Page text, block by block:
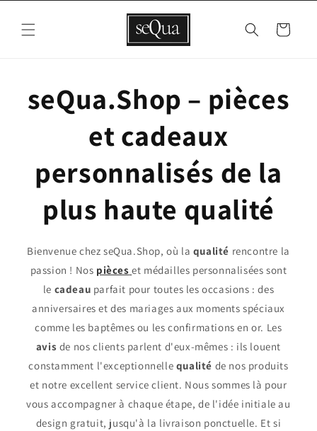
et
au
Panier
seQua.Shop – pièces
et cadeaux
personnalisés de la
plus haute qualité
Bienvenue chez seQua.Shop, où la qualité rencontre la
passion ! Nos pièces et médailles personnalisées sont
le cadeau parfait pour toutes les occasions : des
anniversaires et des mariages aux moments spéciaux
comme les baptêmes ou les confirmations en or. Les
avis de nos clients parlent d'eux-mêmes : ils louent
constamment l'exceptionnelle qualité de nos produits
et notre excellent service client. Nous sommes là pour
vous accompagner à chaque étape, de l'idée initiale au
design gratuit, jusqu'à la livraison ponctuelle. Et si